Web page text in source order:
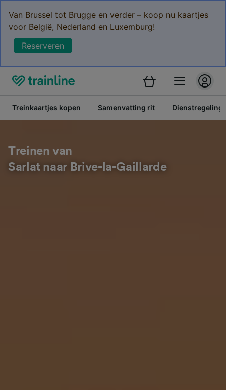
Van Brussel tot Brugge en verder – koop nu kaartjes
voor België, Nederland en Luxemburg!
Reserveren
Treinkaartjes kopen Samenvatting rit Dienstregeling
Treinen van
Sarlat naar Brive-la-Gaillarde